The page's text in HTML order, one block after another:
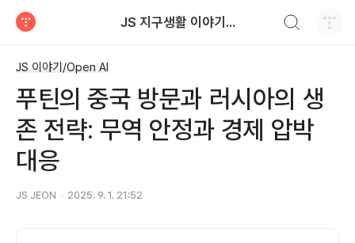
JS 지구생활 이야기...
JS 이야기/Open AI
푸틴의 중국 방문과 러시아의 생
존 전략: 무역 안정과 경제 압박
대응
JS JEON 2025. 9. 1. 21:52